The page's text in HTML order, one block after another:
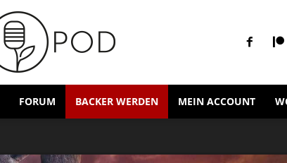
FORUM BACKER WERDEN MEIN ACCOUNT